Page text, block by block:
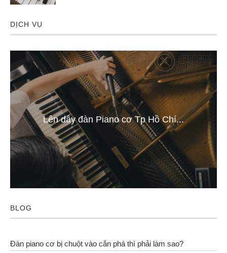
DỊCH VỤ
Lên dây đàn Piano cơ Tp Hồ Chí...
BLOG
Đàn piano cơ bị chuột vào cắn phá thì phải làm sao?